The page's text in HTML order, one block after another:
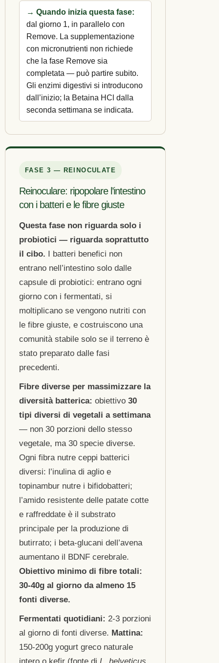
→ Quando inizia questa fase:
dal giorno 1, in parallelo con
Remove. La supplementazione
con micronutrienti non richiede
che la fase Remove sia
completata — può partire subito.
Gli enzimi digestivi si introducono
dall’inizio; la Betaina HCl dalla
seconda settimana se indicata.
FASE 3 — REINOCULATE
Reinoculare: ripopolare l’intestino
con i batteri e le fibre giuste
Questa fase non riguarda solo i
probiotici — riguarda soprattutto
il cibo. I batteri benefici non
entrano nell’intestino solo dalle
capsule di probiotici: entrano ogni
giorno con i fermentati, si
moltiplicano se vengono nutriti con
le fibre giuste, e costruiscono una
comunità stabile solo se il terreno è
stato preparato dalle fasi
precedenti.
Fibre diverse per massimizzare la
diversità batterica: obiettivo 30
tipi diversi di vegetali a settimana
— non 30 porzioni dello stesso
vegetale, ma 30 specie diverse.
Ogni fibra nutre ceppi batterici
diversi: l’inulina di aglio e
topinambur nutre i bifidobatteri;
l’amido resistente delle patate cotte
e raffreddate è il substrato
principale per la produzione di
butirrato; i beta-glucani dell’avena
aumentano il BDNF cerebrale.
Obiettivo minimo di fibre totali:
30-40g al giorno da almeno 15
fonti diverse.
Fermentati quotidiani: 2-3 porzioni
al giorno di fonti diverse. Mattina:
150-200g yogurt greco naturale